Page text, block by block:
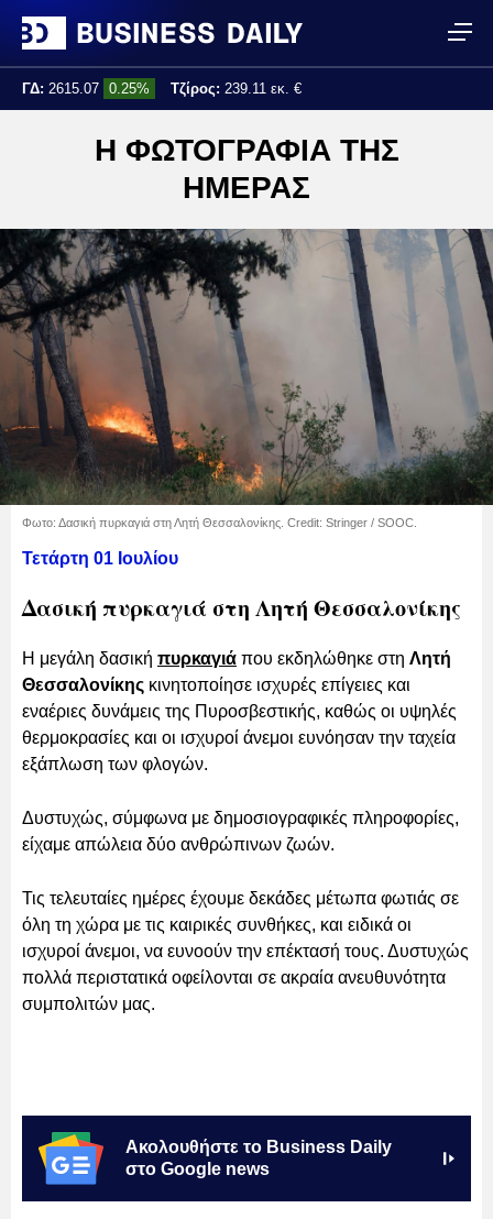
ΓΔ: 2615.07 0.25% Τζίρος: 239.11 εκ. €
Η ΦΩΤΟΓΡΑΦΙΑ ΤΗΣ
ΗΜΕΡΑΣ
Φωτο: Δασική πυρκαγιά στη Λητή Θεσσαλονίκης. Credit: Stringer / SOOC.
Τετάρτη 01 Ιουλίου
Δασική πυρκαγιά στη Λητή Θεσσαλονίκης
Η μεγάλη δασική πυρκαγιά που εκδηλώθηκε στη Λητή
Θεσσαλονίκης κινητοποίησε ισχυρές επίγειες και
εναέριες δυνάμεις της Πυροσβεστικής, καθώς οι υψηλές
θερμοκρασίες και οι ισχυροί άνεμοι ευνόησαν την ταχεία
εξάπλωση των φλογών.
Δυστυχώς, σύμφωνα με δημοσιογραφικές πληροφορίες,
είχαμε απώλεια δύο ανθρώπινων ζωών.
Τις τελευταίες ημέρες έχουμε δεκάδες μέτωπα φωτιάς σε
όλη τη χώρα με τις καιρικές συνθήκες, και ειδικά οι
ισχυροί άνεμοι, να ευνοούν την επέκτασή τους. Δυστυχώς
πολλά περιστατικά οφείλονται σε ακραία ανευθυνότητα
συμπολιτών μας.
Ακολουθήστε το Business Daily
στο Google news